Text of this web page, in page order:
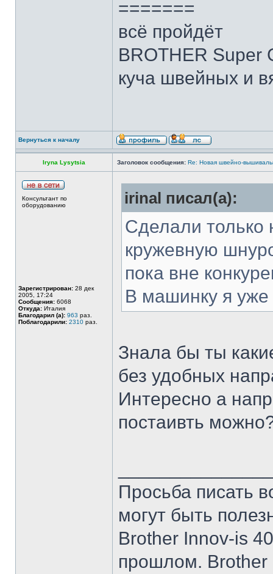
=======
всё пройдёт
BROTHER Super
куча швейных и
Вернуться к началу
Iryna Lysytsia Заголовок сообщения: Re: Новая швейно-
Консультант по
оборудованию
Зарегистрирован: 28 дек
2005, 17:24
Сообщения: 6068
Откуда: Италия
Благодарил (а): 963 раз.
Поблагодарили: 2310 раз.
irinal писал(а):
Сделали только
кружевную
пока вне
В машинку я
Знала бы ты
без удобных
Интересно а
постаивть
Просьба писать
могут быть
Brother Innov-is
прошлом. Brother